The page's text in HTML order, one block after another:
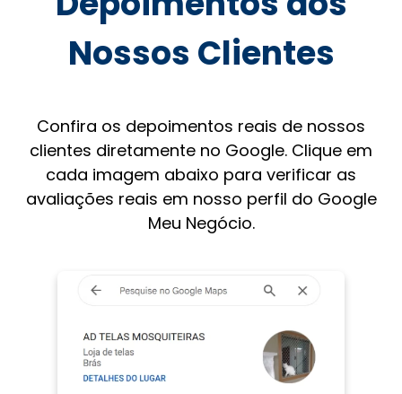
Nossos Clientes
Confira os depoimentos reais de nossos
clientes diretamente no Google. Clique em
cada imagem abaixo para verificar as
avaliações reais em nosso perfil do Google
Meu Negócio.